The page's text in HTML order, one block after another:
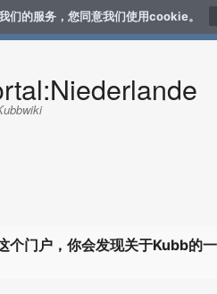
们的服务，您同意我们使用cookie。
个门户，你会发现关于Kubb的